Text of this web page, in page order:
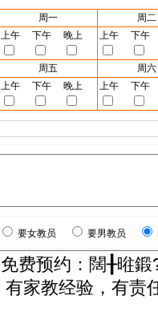
周一
周二
上午
下午 晚上 上午 下午
周五
周六
上午
下午 晚上 上午 下午
要女教员 要男教员